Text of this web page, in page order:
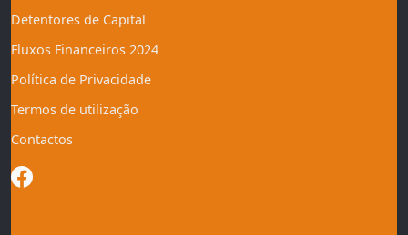
Detentores de Capital
Fluxos Financeiros 2024
Política de Privacidade
Termos de utilização
Contactos